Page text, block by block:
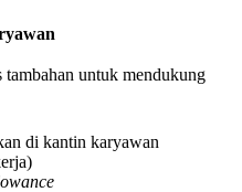
untuk mendukung
di kantin karyawan